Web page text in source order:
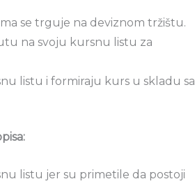
se trguje na deviznom tržištu.
na svoju kursnu listu za
listu i formiraju kurs u skladu sa
listu jer su primetile da postoji